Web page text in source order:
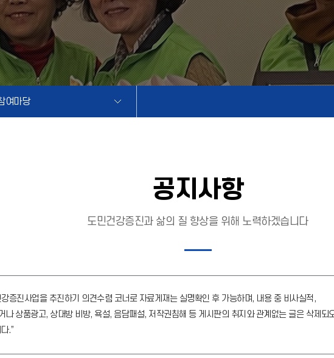
여마당
공지사항
도민건강증진과 삶의 질 향상을 위해 노력하겠습니다
증진사업을 추진하기 의견수렴 코너로 자료게재는 실명확인 후 가능하며, 내용 중 비사실적,
나 상품광고, 상대방 비방, 욕설, 음담패설, 저작권침해 등 게시판의 취지와 관계없는 글은 삭제
.”